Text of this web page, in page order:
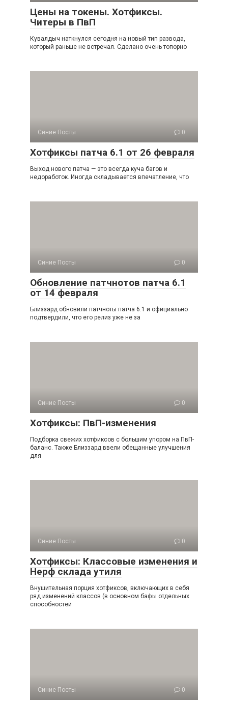
Цены на токены. Хотфиксы.
Читеры в ПвП
Кувалдыч наткнулся сегодня на новый тип развода,
который раньше не встречал. Сделано очень топорно
Синие Посты 0
Хотфиксы патча 6.1 от 26 февраля
Выход нового патча — это всегда куча багов и
недоработок. Иногда складывается впечатление, что
Синие Посты 0
Обновление патчнотов патча 6.1
от 14 февраля
Близзард обновили патчноты патча 6.1 и официально
подтвердили, что его релиз уже не за
Синие Посты 0
Хотфиксы: ПвП-изменения
Подборка свежих хотфиксов с большим упором на ПвП-
баланс. Также Близзард ввели обещанные улучшения
для
Синие Посты 0
Хотфиксы: Классовые изменения и
Нерф склада утиля
Внушительная порция хотфиксов, включающих в себя
ряд изменений классов (в основном бафы отдельных
способностей
Синие Посты 0